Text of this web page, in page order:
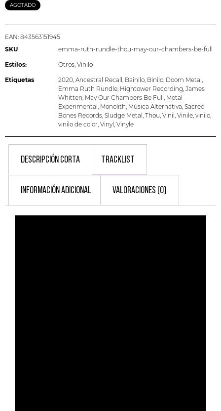
AGOTADO
EAN: 843563151945
SKU
emma-ruth-rundle-thou-may-our-chambers-be-full
Estilos: Otros Vinilo
Etiquetas 2020 Ancestral Recall Bainilo Binilo Doom Metal
Emma Ruth Rundle Hightower Recording James
Whitten May Our Chambers Be Full
Metal
Experimental
Monolith Música Alternativa Sacred
Bones Records Sludge Metal Thou Vinil Vinile vinilo
vinilo de color Vinyl Vinyle
DESCRIPCIÓN CORTA TRACKLIST
INFORMACIÓN ADICIONAL VALORACIONES (0)